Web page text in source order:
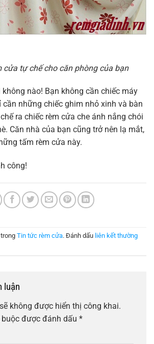
cửa tự chế cho căn phòng của bạn
nào! Bạn không cần chiếc máy
cần những chiếc ghim nhỏ xinh và bàn
ra chiếc rèm cửa che ánh nắng chói
Căn nhà của bạn cũng trở nên lạ mắt,
tấm rèm cửa này.
công!
Tin tức rèm cửa. Đánh dấu liên kết thường
luận
không được hiển thị công khai.
được đánh dấu *